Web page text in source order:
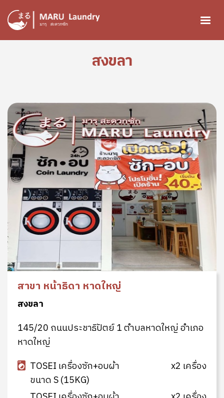
ข้ามไปยังเนื้อหาหลัก
สงขลา
สาขา หน้าธิดา หาดใหญ่
สงขลา
145/20 ถนนประชาธิปัตย์ 1 ตำบลหาดใหญ่ อำเภอ
หาดใหญ่
TOSEI เครื่องซัก+อบผ้า
ขนาด S (15KG)
x2 เครื่อง